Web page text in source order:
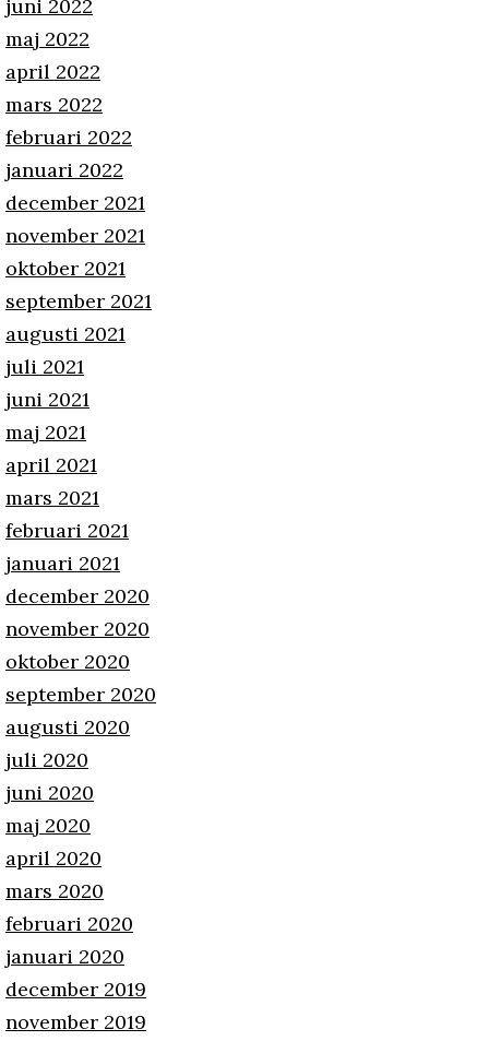
juni 2022
maj 2022
april 2022
mars 2022
februari 2022
januari 2022
december 2021
november 2021
oktober 2021
september 2021
augusti 2021
juli 2021
juni 2021
maj 2021
april 2021
mars 2021
februari 2021
januari 2021
december 2020
november 2020
oktober 2020
september 2020
augusti 2020
juli 2020
juni 2020
maj 2020
april 2020
mars 2020
februari 2020
januari 2020
december 2019
november 2019